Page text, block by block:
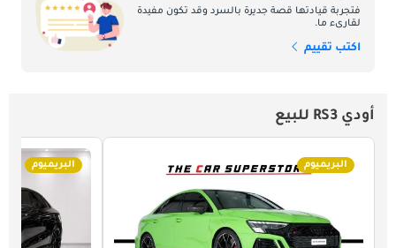
فتجربة قيادتها قصة جديرة بالسرد وقد تكون مفيدة
لقارىء ما.
اكتب تقييم
أودي RS3 للبيع
البريميوم البريميوم